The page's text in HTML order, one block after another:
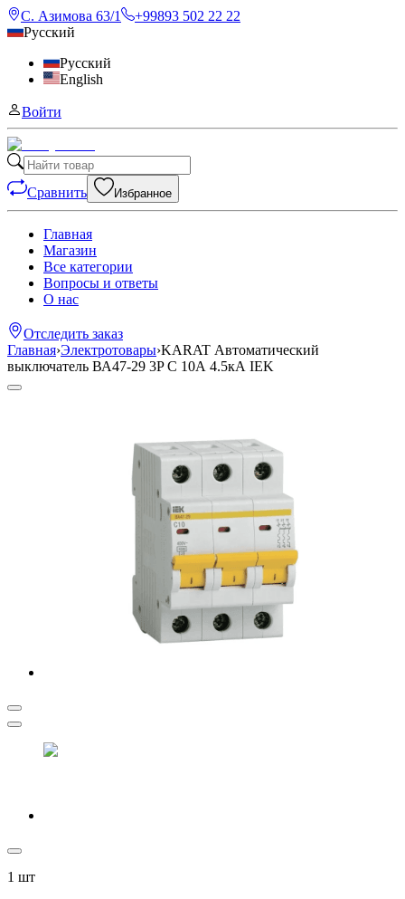
С. Азимова 63/1
+99893 502 22 22
Русский
Русский
English
Войти
Сравнить Избранное
Главная
Магазин
Все категории
Вопросы и ответы
О нас
Отследить заказ
Главная›Электротовары›KARAT Автоматический
выключатель ВА47-29 3P C 10А 4.5кА IEK
1 шт